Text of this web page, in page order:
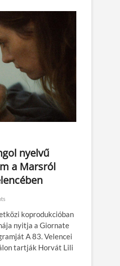
nyelvű
a Marsról
koprodukcióban
nyitja a Giornate
A 83. Velencei
tartják Horvát Lili